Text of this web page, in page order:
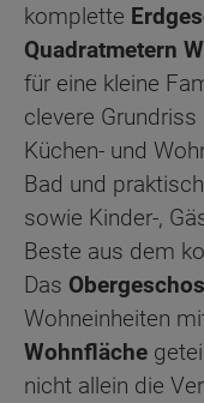
komplette
Quadratmetern
für eine kleine
clevere
Küchen- und
Bad und
sowie Kinder-,
Beste aus dem
Das
Wohneinheiten
Wohnfläche
nicht allein die